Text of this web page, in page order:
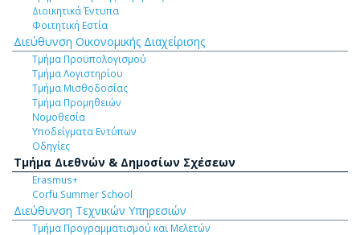
Διοικητικά Έντυπα
Φοιτητική Εστία
Διεύθυνση Οικονομικής Διαχείρισης
Τμήμα Προϋπολογισμού
Τμήμα Λογιστηρίου
Τμήμα Μισθοδοσίας
Τμήμα Προμηθειών
Νομοθεσία
Υποδείγματα Εντύπων
Οδηγίες
Τμήμα Διεθνών & Δημοσίων Σχέσεων
Erasmus+
Corfu Summer School
Διεύθυνση Τεχνικών Υπηρεσιών
Τμήμα Προγραμματισμού και Μελετών